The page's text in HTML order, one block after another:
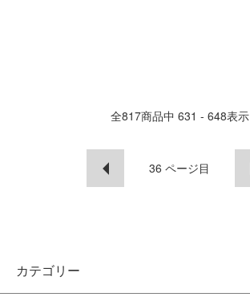
全817商品中 631 - 648表示
36 ページ目
カテゴリー